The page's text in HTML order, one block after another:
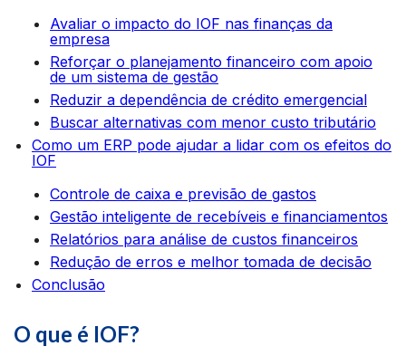
Avaliar o impacto do IOF nas finanças da
empresa
Reforçar o planejamento financeiro com apoio
de um sistema de gestão
Reduzir a dependência de crédito emergencial
Buscar alternativas com menor custo tributário
Como um ERP pode ajudar a lidar com os efeitos do
IOF
Controle de caixa e previsão de gastos
Gestão inteligente de recebíveis e financiamentos
Relatórios para análise de custos financeiros
Redução de erros e melhor tomada de decisão
Conclusão
O que é IOF?